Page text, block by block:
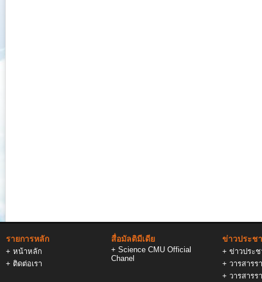
รายการหลัก
+ หน้าหลัก
+ ติดต่อเรา
สื่อมัลติมีเดีย
+ Science CMU Official
Chanel
ข่าวประช
+ ข่าวประ
+ วารสารร
+ วารสารร